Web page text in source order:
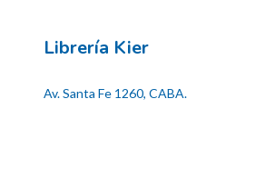
Librería Kier
Av. Santa Fe 1260, CABA.